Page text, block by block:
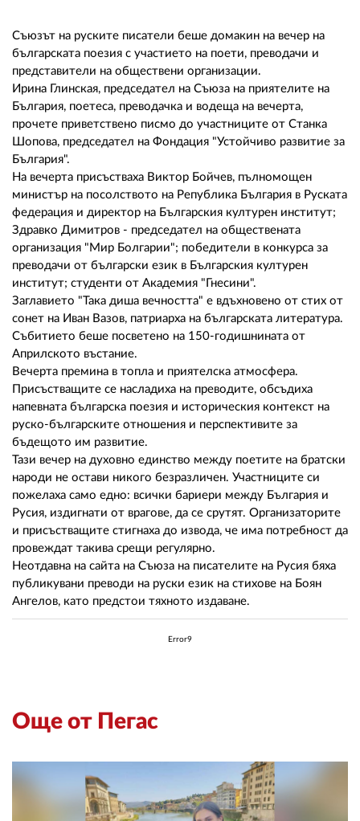
Съюзът на руските писатели беше домакин на вечер на
българската поезия с участието на поети, преводачи и
представители на обществени организации.
Ирина Глинская, председател на Съюза на приятелите на
България, поетеса, преводачка и водеща на вечерта,
прочете приветствено писмо до участниците от Станка
Шопова, председател на Фондация "Устойчиво развитие за
България".
На вечерта присъстваха Виктор Бойчев, пълномощен
министър на посолството на Република България в Руската
федерация и директор на Българския културен институт;
Здравко Димитров - председател на обществената
организация "Мир Болгарии"; победители в конкурса за
преводачи от български език в Българския културен
институт; студенти от Академия "Гнесини".
Заглавието "Така диша вечността" е вдъхновено от стих от
сонет на Иван Вазов, патриарха на българската литература.
Събитието беше посветено на 150-годишнината от
Априлското въстание.
Вечерта премина в топла и приятелска атмосфера.
Присъстващите се насладиха на преводите, обсъдиха
напевната българска поезия и историческия контекст на
руско-българските отношения и перспективите за
бъдещото им развитие.
Тази вечер на духовно единство между поетите на братски
народи не остави никого безразличен. Участниците си
пожелаха само едно: всички бариери между България и
Русия, издигнати от врагове, да се срутят. Организаторите
и присъстващите стигнаха до извода, че има потребност да
провеждат такива срещи регулярно.
Неотдавна на сайта на Съюза на писателите на Русия бяха
публикувани преводи на руски език на стихове на Боян
Ангелов, като предстои тяхното издаване.
Error9
Още от Пегас
ПОЛИТИКАТА ЗА
ПОВЕРИТЕЛНОСТ
02 975 20 35